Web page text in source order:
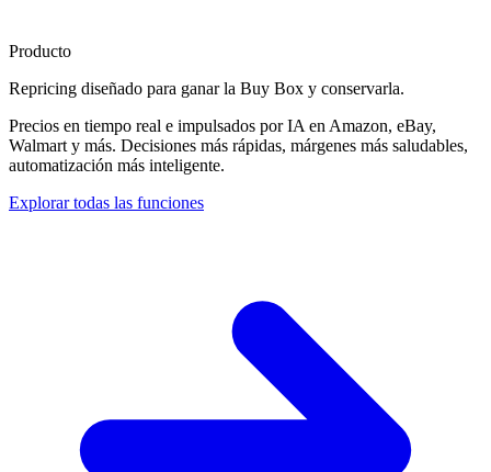
Producto
Repricing diseñado para ganar la Buy Box y conservarla.
Precios en tiempo real e impulsados por IA en Amazon, eBay,
Walmart y más. Decisiones más rápidas, márgenes más saludables,
automatización más inteligente.
Explorar todas las funciones